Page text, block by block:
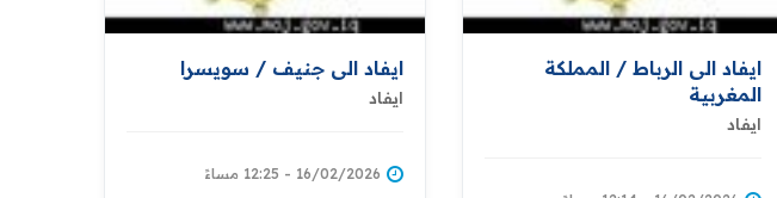
ايفاد الى جنيف / سويسرا
ايفاد
16/02/2026 - 12:25 مساءً
ايفاد الى الرباط / المملكة
المغربية
ايفاد